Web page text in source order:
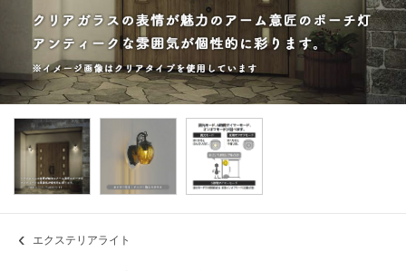
エクステリアライト